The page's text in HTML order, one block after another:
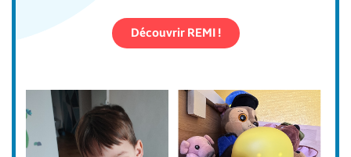
Découvrir REMI !